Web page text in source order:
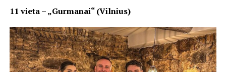
11 vieta – „Gurmanai“ (Vilnius)